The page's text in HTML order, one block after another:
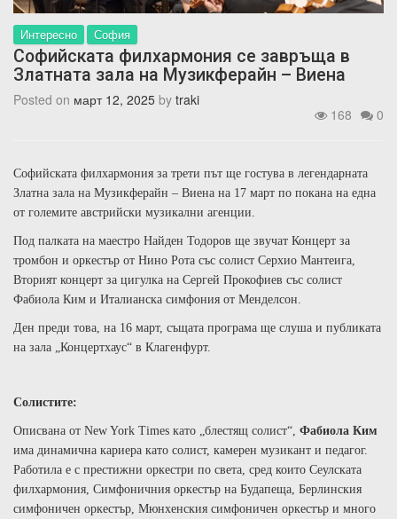
Интересно София
Софийската филхармония се завръща в
Златната зала на Музикферайн – Виена
Posted on март 12, 2025 by traki
168
0
Софийската филхармония за трети път ще гостува в легендарната
Златна зала на Музикферайн – Виена на 17 март по покана на една
от големите австрийски музикални агенции.
Под палката на маестро Найден Тодоров ще звучат Концерт за
тромбон и оркестър от Нино Рота със солист Серхио Мантеига
Вторият концерт за цигулка на Сергей Прокофиев със солист
Фабиола Ким и Италианска симфония от Менделсон.
Ден преди това, на 16 март, същата програма ще слуша и публиката
на зала
Концертхаус“ в Клагенфурт.
Солистите:
Описвана от New York Times като „блестящ солист“, Фабиола Ким
има динамична кариера като солист, камерен музикант и педагог.
Работила е с престижни оркестри по света, сред които Сеулската
филхармония, Симфоничния оркестър на Будапеща, Берлинския
симфоничен оркестър, Мюнхенския симфоничен оркестър и много